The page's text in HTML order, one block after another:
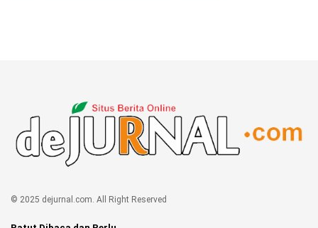
© 2025 dejurnal.com. All Right Reserved